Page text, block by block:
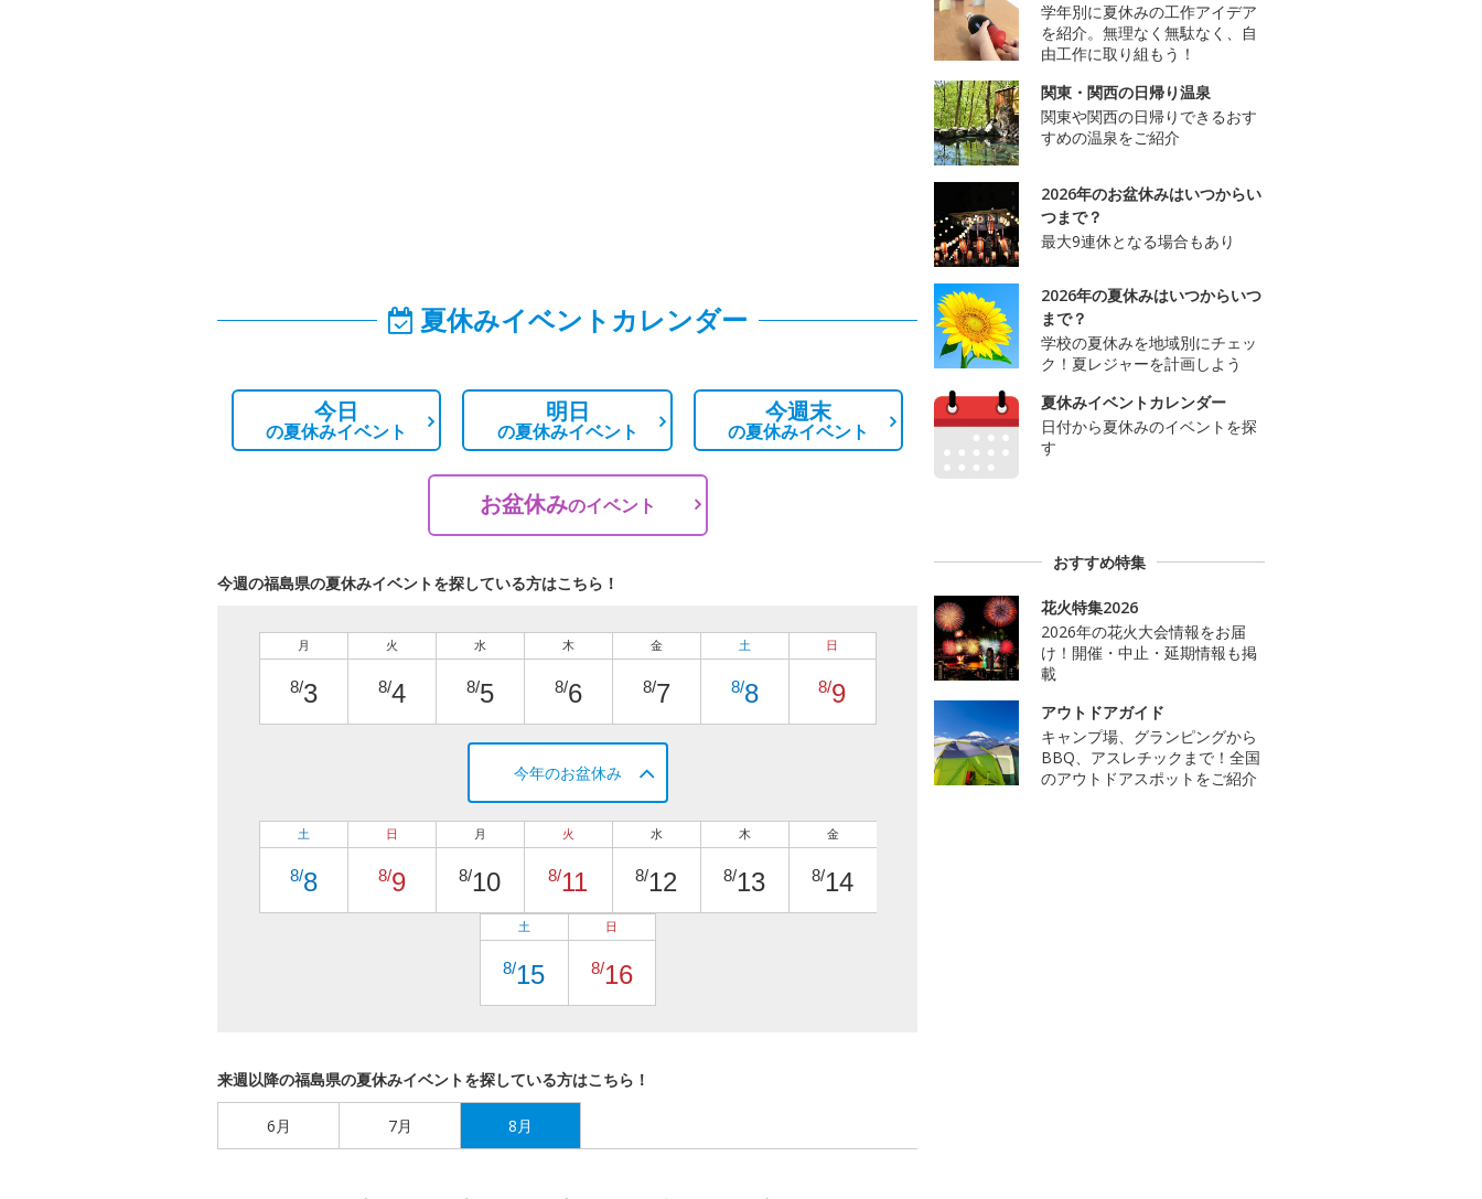
夏休みイベントカレンダー
今日
の夏休みイベント
明日
の夏休みイベント
今週末
の夏休みイベント
お盆休みのイベント
今週の福島県の夏休みイベントを探している方はこちら！
月
8/3
火
8/4
水
8/5
木
8/6
金
8/7
土
8/8
日
8/9
今年のお盆休み
土
8/8
日
8/9
月
8/10
火
8/11
水
8/12
木
8/13
金
8/14
土
8/15
日
8/16
来週以降の福島県の夏休みイベントを探している方はこちら！
6月 7月 8月
学年別に夏休みの工作アイデア
を紹介。無理なく無駄なく、自
由工作に取り組もう！
関東・関西の日帰り温泉
関東や関西の日帰りできるおす
すめの温泉をご紹介
2026年のお盆休みはいつからい
つまで？
最大9連休となる場合もあり
2026年の夏休みはいつからいつ
まで？
学校の夏休みを地域別にチェッ
ク！夏レジャーを計画しよう
夏休みイベントカレンダー
日付から夏休みのイベントを探
す
おすすめ特集
花火特集2026
2026年の花火大会情報をお届
け！開催・中止・延期情報も掲
載
アウトドアガイド
キャンプ場、グランピングから
BBQ、アスレチックまで！全国
のアウトドアスポットをご紹介